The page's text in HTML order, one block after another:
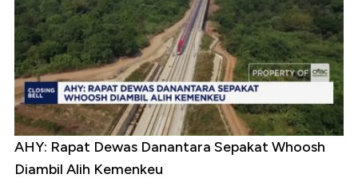
AHY: Rapat Dewas Danantara Sepakat Whoosh
Diambil Alih Kemenkeu